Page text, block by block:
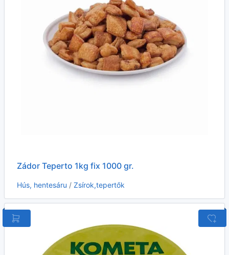
Zádor Teperto 1kg fix 1000 gr.
Hús, hentesáru / Zsírok,tepertők